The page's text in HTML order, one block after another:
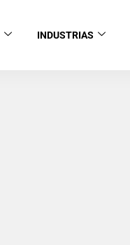
INDUSTRIAS